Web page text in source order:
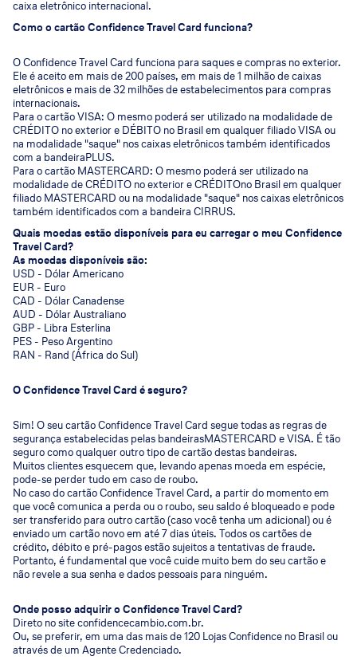
caixa eletrônico internacional.
Como o cartão Confidence Travel Card funciona?
O Confidence Travel Card funciona para saques e compras no exterior.
Ele é aceito em mais de 200 países, em mais de 1 milhão de caixas
eletrônicos e mais de 32 milhões de estabelecimentos para compras
internacionais.
Para o cartão VISA: O mesmo poderá ser utilizado na modalidade de
CRÉDITO no exterior e DÉBITO no Brasil em qualquer filiado VISA ou
na modalidade "saque" nos caixas eletrônicos também identificados
com a bandeiraPLUS.
Para o cartão MASTERCARD: O mesmo poderá ser utilizado na
modalidade de CRÉDITO no exterior e CRÉDITOno Brasil em qualquer
filiado MASTERCARD ou na modalidade "saque" nos caixas eletrônicos
também identificados com a bandeira CIRRUS.
Quais moedas estão disponíveis para eu carregar o meu Confidence
Travel Card?
As moedas disponíveis são:
USD - Dólar Americano
EUR - Euro
CAD - Dólar Canadense
AUD - Dólar Australiano
GBP - Libra Esterlina
PES - Peso Argentino
RAN - Rand (África do Sul)
O Confidence Travel Card é seguro?
Sim! O seu cartão Confidence Travel Card segue todas as regras de
segurança estabelecidas pelas bandeirasMASTERCARD e VISA. É tão
seguro como qualquer outro tipo de cartão destas bandeiras.
Muitos clientes esquecem que, levando apenas moeda em espécie,
pode-se perder tudo em caso de roubo.
No caso do cartão Confidence Travel Card, a partir do momento em
que você comunica a perda ou o roubo, seu saldo é bloqueado e pode
ser transferido para outro cartão (caso você tenha um adicional) ou é
enviado um cartão novo em até 7 dias úteis. Todos os cartões de
crédito, débito e pré-pagos estão sujeitos a tentativas de fraude.
Portanto, é fundamental que você cuide muito bem do seu cartão e
não revele a sua senha e dados pessoais para ninguém.
Onde posso adquirir o Confidence Travel Card?
Direto no site confidencecambio.com.br.
Ou, se preferir, em uma das mais de 120 Lojas Confidence no Brasil ou
através de um Agente Credenciado.